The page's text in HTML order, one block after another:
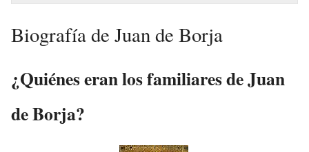
Biografía de Juan de Borja
¿Quiénes eran los familiares de Juan
de Borja?